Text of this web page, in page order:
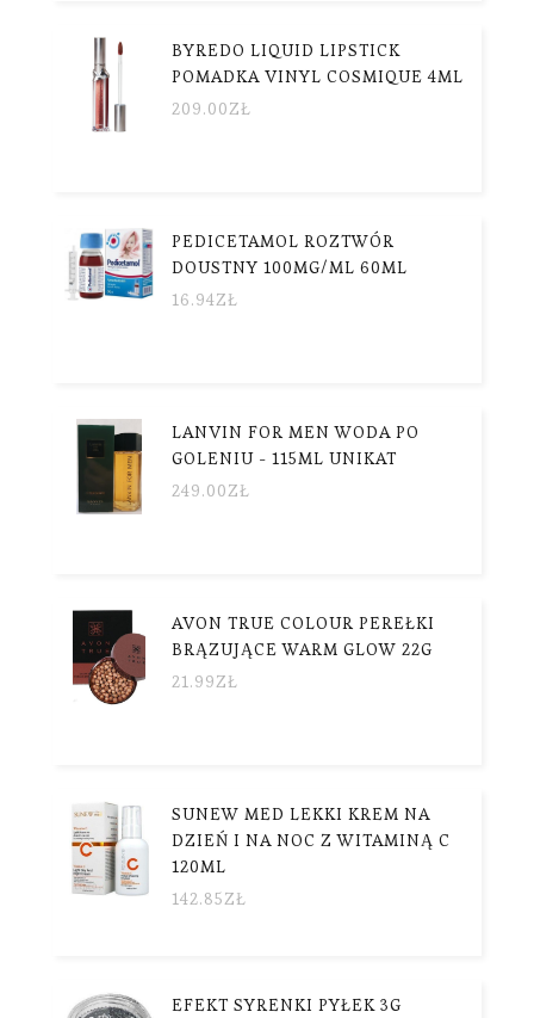
BYREDO LIQUID LIPSTICK
POMADKA VINYL COSMIQUE 4ML
209.00ZŁ
PEDICETAMOL ROZTWÓR
DOUSTNY 100MG/ML 60ML
16.94ZŁ
LANVIN FOR MEN WODA PO
GOLENIU - 115ML UNIKAT
249.00ZŁ
AVON TRUE COLOUR PEREŁKI
BRĄZUJĄCE WARM GLOW 22G
21.99ZŁ
SUNEW MED LEKKI KREM NA
DZIEŃ I NA NOC Z WITAMINĄ C
120ML
142.85ZŁ
EFEKT SYRENKI PYŁEK 3G